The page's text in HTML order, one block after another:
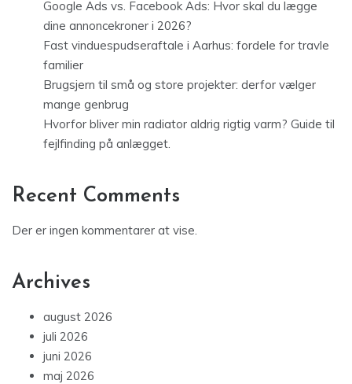
Google Ads vs. Facebook Ads: Hvor skal du lægge
dine annoncekroner i 2026?
Fast vinduespudseraftale i Aarhus: fordele for travle
familier
Brugsjern til små og store projekter: derfor vælger
mange genbrug
Hvorfor bliver min radiator aldrig rigtig varm? Guide til
fejlfinding på anlægget.
Recent Comments
Der er ingen kommentarer at vise.
Archives
august 2026
juli 2026
juni 2026
maj 2026